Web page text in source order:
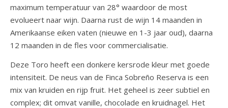
maximum temperatuur van 28° waardoor de most
evolueert naar wijn. Daarna rust de wijn 14 maanden in
Amerikaanse eiken vaten (nieuwe en 1-3 jaar oud), daarna
12 maanden in de fles voor commercialisatie.
Deze Toro heeft een donkere kersrode kleur met goede
intensiteit. De neus van de Finca Sobreño Reserva is een
mix van kruiden en rijp fruit. Het geheel is zeer subtiel en
complex; dit omvat vanille, chocolade en kruidnagel. Het